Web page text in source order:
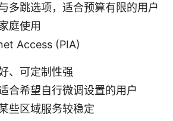
多跳选项，适合预算有限的用户
庭使用
Access (PIA)
、可定制性强
合希望自行微调设置的用户
些区域服务较稳定